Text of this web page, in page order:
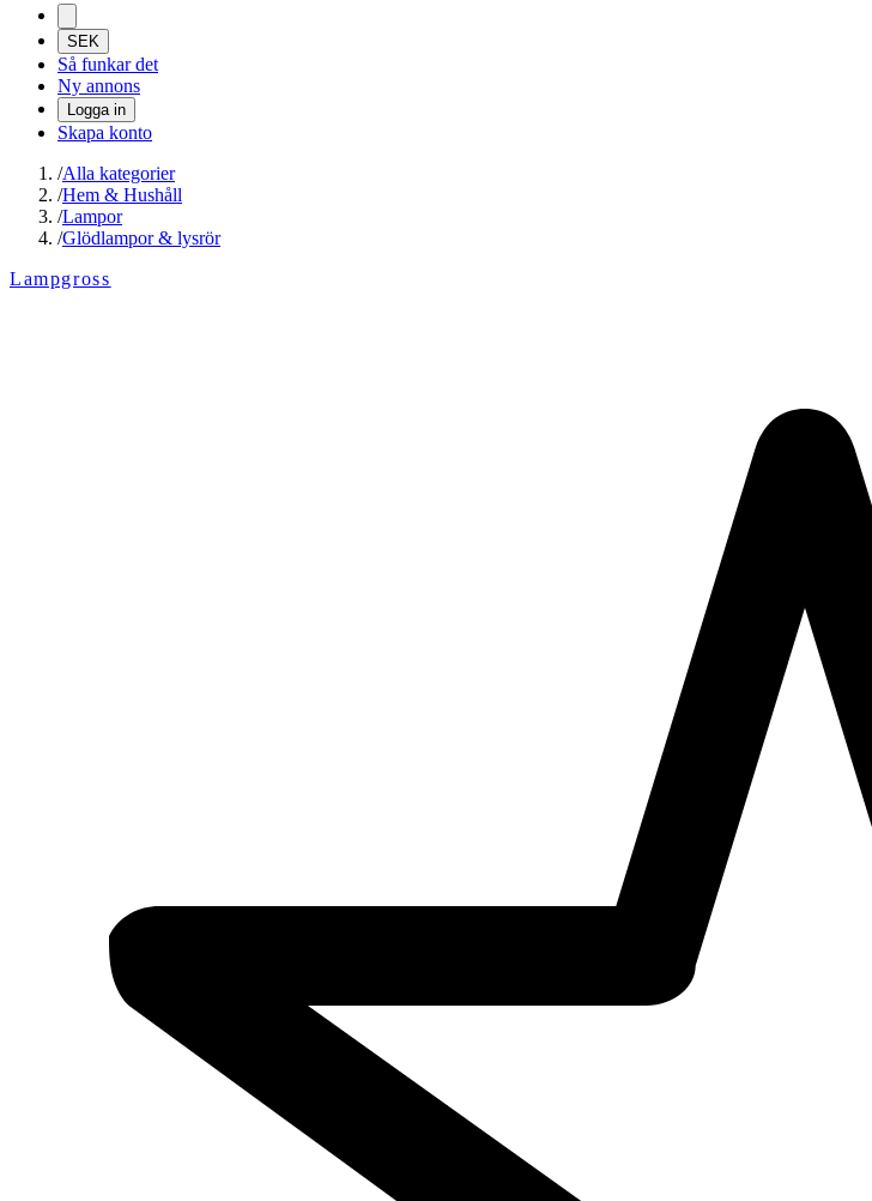
SEK
Så funkar det
Ny annons
Logga in
Skapa konto
/Alla kategorier
/Hem & Hushåll
/Lampor
/Glödlampor & lysrör
Lampgross